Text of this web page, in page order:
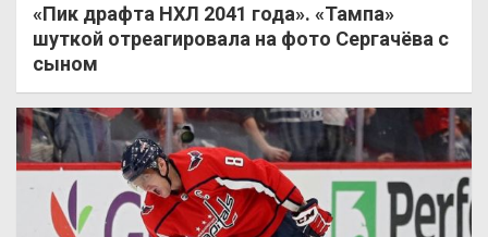
«Пик драфта НХЛ 2041 года». «Тампа»
шуткой отреагировала на фото Сергачёва с
сыном